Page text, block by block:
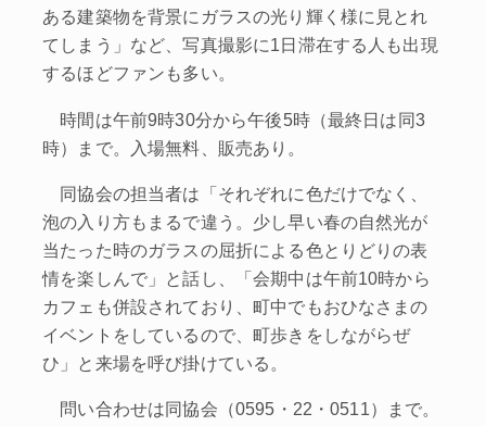
ある建築物を背景にガラスの光り輝く様に見とれ
てしまう」など、写真撮影に1日滞在する人も出現
するほどファンも多い。
時間は午前9時30分から午後5時（最終日は同3
時）まで。入場無料、販売あり。
同協会の担当者は「それぞれに色だけでなく、
泡の入り方もまるで違う。少し早い春の自然光が
当たった時のガラスの屈折による色とりどりの表
情を楽しんで」と話し、「会期中は午前10時から
カフェも併設されており、町中でもおひなさまの
イベントをしているので、町歩きをしながらぜ
ひ」と来場を呼び掛けている。
問い合わせは同協会（0595・22・0511）まで。